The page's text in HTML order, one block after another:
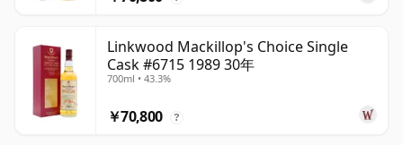
Linkwood Mackillop's Choice Single
Cask #6715 1989 30年
700ml • 43.3%
￥70,800 ?